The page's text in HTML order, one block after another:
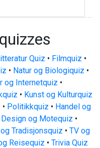
Quiz • Filmquiz •
• Natur og Biologiquiz •
og Internetquiz •
• Kunst og Kulturquiz
• Politikkquiz • Handel og
Design og Motequiz •
Tradisjonsquiz • TV og
Reisequiz • Trivia Quiz